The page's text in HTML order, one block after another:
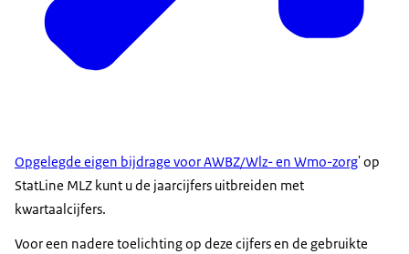
Opgelegde eigen bijdrage voor AWBZ/Wlz- en Wmo-zorg' op
StatLine MLZ kunt u de jaarcijfers uitbreiden met
kwartaalcijfers.
Voor een nadere toelichting op deze cijfers en de gebruikte